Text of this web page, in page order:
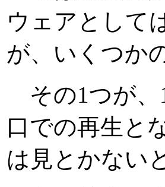
ウェアとして
が、いくつか
その1つが、
口での再生と
は見とかない